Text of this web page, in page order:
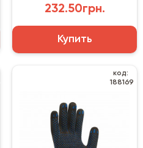
232.50грн.
Купить
код:
188169